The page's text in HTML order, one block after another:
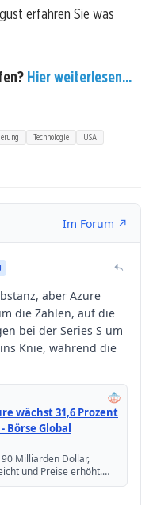
erfahren Sie was
Hier weiterlesen...
Technologie USA